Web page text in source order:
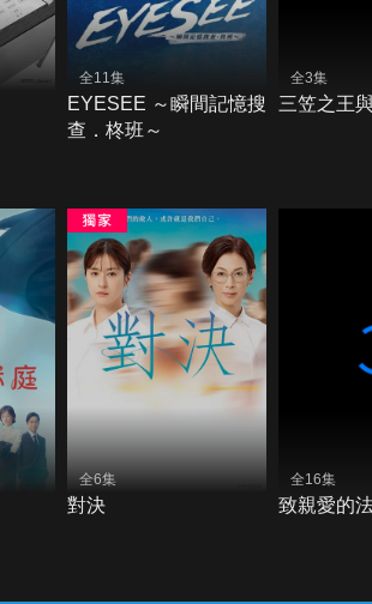
全11集
EYESEE ～瞬間記憶搜
查．柊班～
全3集
三笠之王
全6集
對決
全16集
致親愛的